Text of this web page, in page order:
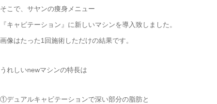
そこで、サヤンの痩身メニュー
『キャビテーション』に新しいマシンを導入致しました。
画像はたった1回施術しただけの結果です。
うれしいnewマシンの特長は
①デュアルキャビテーションで深い部分の脂肪と